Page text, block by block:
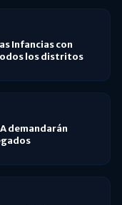
Infancias con
los distritos
demandarán